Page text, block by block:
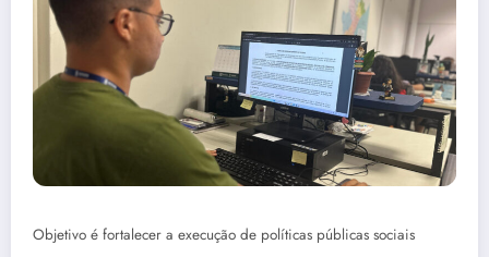
Objetivo é fortalecer a execução de políticas públicas sociais